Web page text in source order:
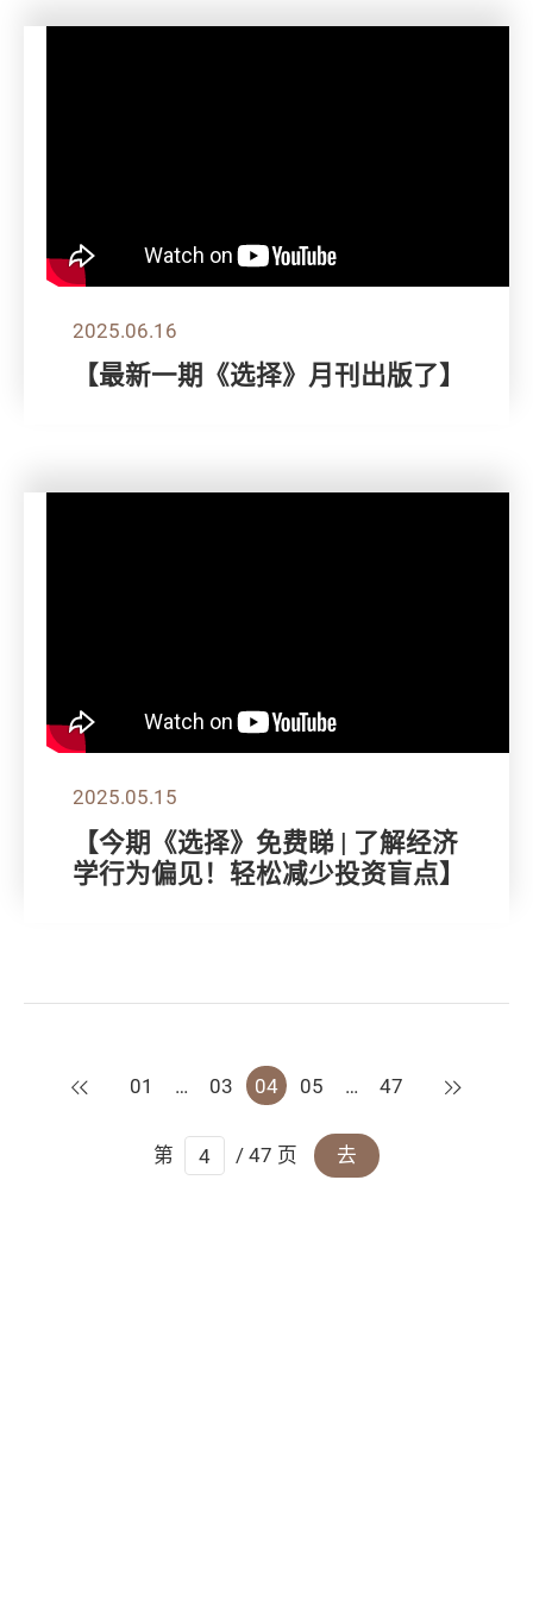
2025.06.16
【最新一期《选择》月刊出版了】
2025.05.15
【今期《选择》免费睇 | 了解经济
学行为偏见！轻松减少投资盲点】
上一页
01 … 03 04 05 … 47 下一页
第 / 47 页 去